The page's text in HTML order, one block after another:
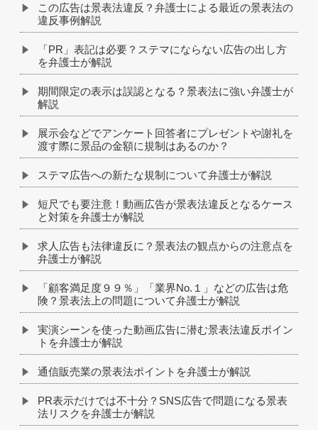
この広告は景表法違反？弁護士による最近の景表法の
違反事例解説
「PR」表記は必要？ステマにならない広告の出し方
を弁護士が解説
期間限定の表示は誤認となる？景表法に強い弁護士が
解説
展示会などでアンケート回答者にプレゼントや謝礼を
渡す際に景品の金額に規制はあるのか？
ステマ広告への新たな規制について弁護士が解説
短尺でも要注意！動画広告が景表法違反となるケース
と対策を弁護士が解説
求人広告も法律違反に？景表法の観点からの注意点を
弁護士が解説
「顧客満足度９９％」「業界No.１」などの広告は危
険？景表法上の問題について弁護士が解説
実演シーンを使った動画広告に潜む景表法違反ポイン
トを弁護士が解説
通信販売業の景表法ポイントを弁護士が解説
PR表示だけでは不十分？SNS広告で問題になる景表
法リスクを弁護士が解説